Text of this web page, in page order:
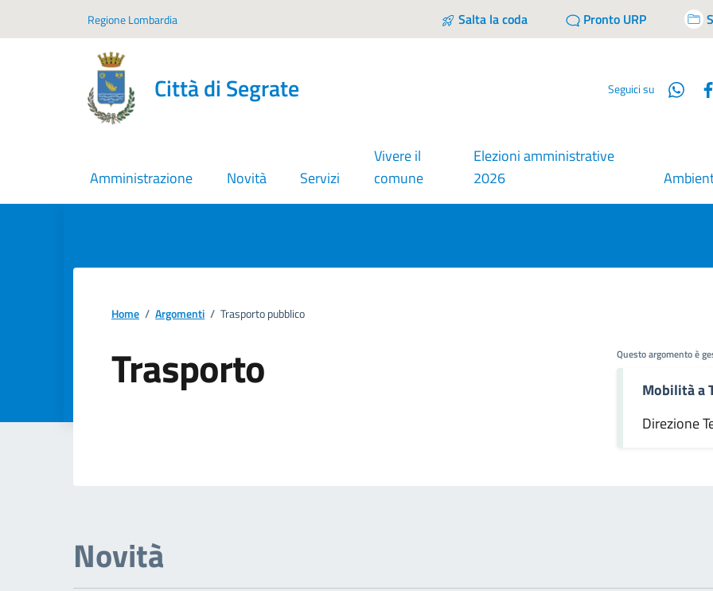
Regione Lombardia Salta la coda Pronto URP
Città di Segrate Seguici su
Amministrazione Novità Servizi
Vivere il
comune
Elezioni amministrative
2026
Home / Argomenti / Trasporto pubblico
Trasporto Questo argomento è
Mobilità a
Direzione
Novità